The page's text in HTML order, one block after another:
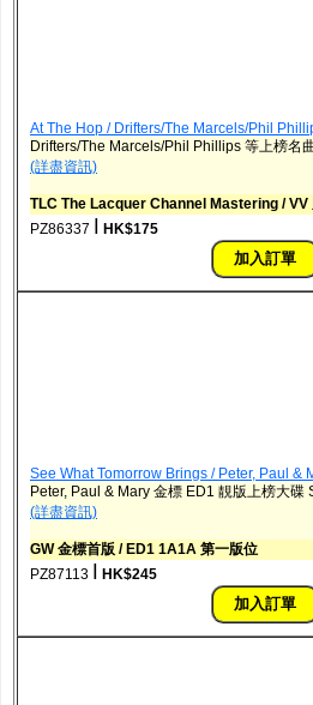
At The Hop / Drifters/The Marcels/Phil
Drifters/The Marcels/Phil Phillips 等上榜名
(詳盡資訊)
TLC The Lacquer Channel Mastering / VV
PZ86337
HK$175
See What Tomorrow Brings / Peter, Paul &
Peter, Paul & Mary 金標 ED1 靚版上榜大碟
(詳盡資訊)
GW 金標首版 / ED1 1A1A 第一版位
PZ87113
HK$245